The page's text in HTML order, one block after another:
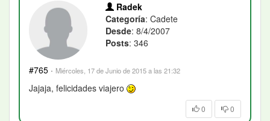
Radek
Categoría: Cadete
Desde: 8/4/2007
Posts: 346
#765 · Miércoles, 17 de Junio de 2015 a las 21:32
Jajaja, felicidades viajero
0 0